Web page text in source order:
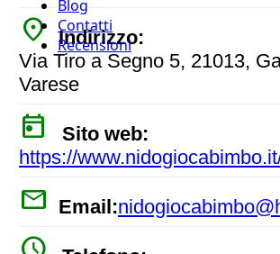
Blog
Contatti
Recensioni
place Indirizzo:
Via Tiro a Segno 5, 21013,
Varese
today
Sito web:
https://
mail Email: